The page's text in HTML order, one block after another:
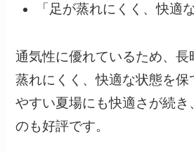
「足が蒸れにくく、快適
通気性に優れているため、
蒸れにくく、快適な状態を
やすい夏場にも快適さが続き
のも好評です。